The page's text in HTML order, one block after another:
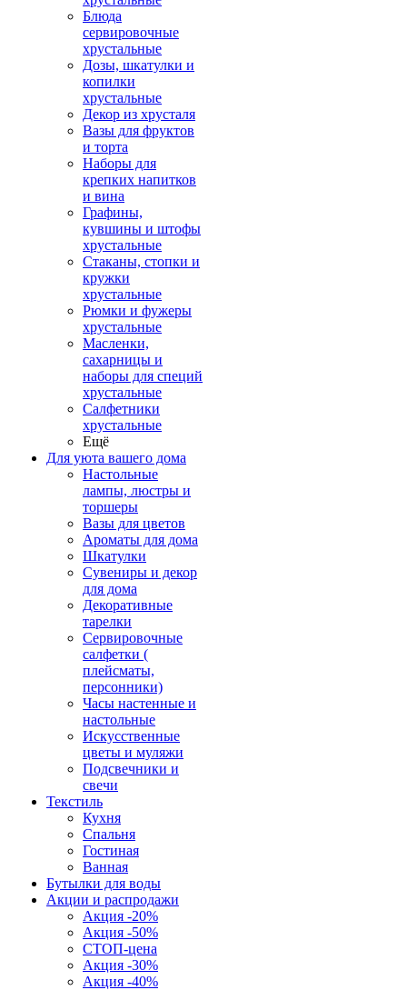
Блюда
сервировочные
хрустальные
Дозы, шкатулки и
копилки
хрустальные
Декор из хрусталя
Вазы для фруктов
и торта
Наборы для
крепких напитков
и вина
Графины,
кувшины и штофы
хрустальные
Стаканы, стопки и
кружки
хрустальные
Рюмки и фужеры
хрустальные
Масленки,
сахарницы и
наборы для специй
хрустальные
Салфетники
хрустальные
Ещё
Для уюта вашего дома
Настольные
лампы, люстры и
торшеры
Вазы для цветов
Ароматы для дома
Шкатулки
Сувениры и декор
для дома
Декоративные
тарелки
Сервировочные
салфетки (
плейсматы,
персонники)
Часы настенные и
настольные
Искусственные
цветы и муляжи
Подсвечники и
свечи
Текстиль
Кухня
Спальня
Гостиная
Ванная
Бутылки для воды
Акции и распродажи
Акция -20%
Акция -50%
СТОП-цена
Акция -30%
Акция -40%